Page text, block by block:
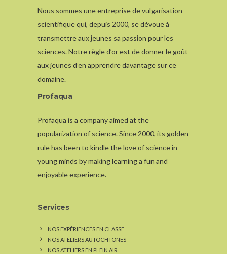
Nous sommes une entreprise de vulgarisation
scientifique qui, depuis 2000, se dévoue à
transmettre aux jeunes sa passion pour les
sciences. Notre règle d’or est de donner le goût
aux jeunes d’en apprendre davantage sur ce
domaine.
Profaqua
Profaqua is a company aimed at the
popularization of science. Since 2000, its golden
rule has been to kindle the love of science in
young minds by making learning a fun and
enjoyable experience.
Services
NOS EXPÉRIENCES EN CLASSE
NOS ATELIERS AUTOCHTONES
NOS ATELIERS EN PLEIN AIR